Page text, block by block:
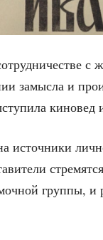
замыс­ла и
кино­вед
источ­ни­ки
груп­пы, и